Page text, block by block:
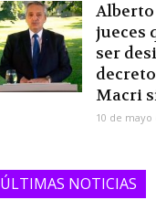
Alberto
jueces
ser
Macri
10 de mayo
ÚLTIMAS NOTICIAS